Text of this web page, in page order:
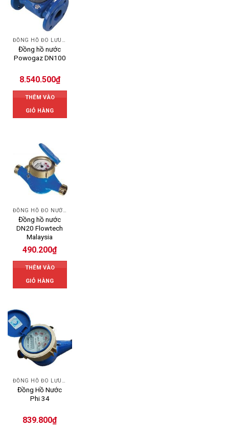
Đồng hồ nước
Powogaz DN100
8.540.500₫
THÊM VÀO
GIỎ HÀNG
ĐỒNG HỒ ĐO NƯỚC FLOWTECH
Đồng hồ nước
DN20 Flowtech
Malaysia
490.200₫
THÊM VÀO
GIỎ HÀNG
ĐỒNG HỒ ĐO LƯU LƯỢNG NƯỚC UNIK
Đồng Hồ Nước
Phi 34
839.800₫